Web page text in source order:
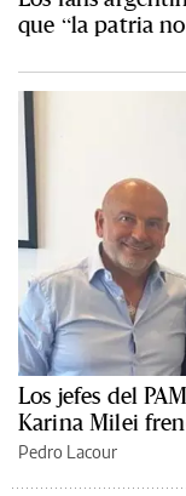
que “la patria
Los jefes del
Karina Milei
Pedro Lacour